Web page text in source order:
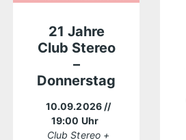
21 Jahre
Club Stereo
–
Donnerstag
10.09.2026 //
19:00 Uhr
Club Stereo +